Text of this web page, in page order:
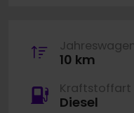
10 km
Kraftstoffart
Diesel